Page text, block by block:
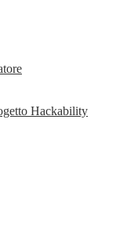
Hackability